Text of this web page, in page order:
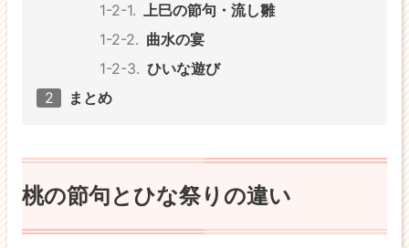
上巳の節句・流し雛
曲水の宴
ひいな遊び
まとめ
桃の節句とひな祭りの違い